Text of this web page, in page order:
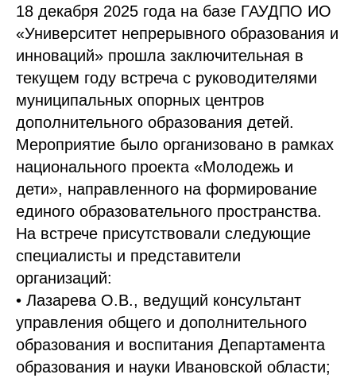
18 декабря 2025 года на базе ГАУДПО ИО
«Университет непрерывного образования и
инноваций» прошла заключительная в
текущем году встреча с руководителями
муниципальных опорных центров
дополнительного образования детей.
Мероприятие было организовано в рамках
национального проекта «Молодежь и
дети», направленного на формирование
единого образовательного пространства.
На встрече присутствовали следующие
специалисты и представители
организаций:
• Лазарева О.В., ведущий консультант
управления общего и дополнительного
образования и воспитания Департамента
образования и науки Ивановской области;